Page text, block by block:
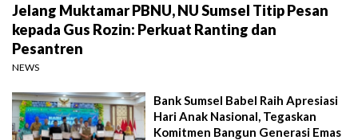
Jelang Muktamar PBNU, NU Sumsel Titip Pesan
kepada Gus Rozin: Perkuat Ranting dan
Pesantren
NEWS
Bank Sumsel Babel Raih Apresiasi
Hari Anak Nasional, Tegaskan
Komitmen Bangun Generasi Emas